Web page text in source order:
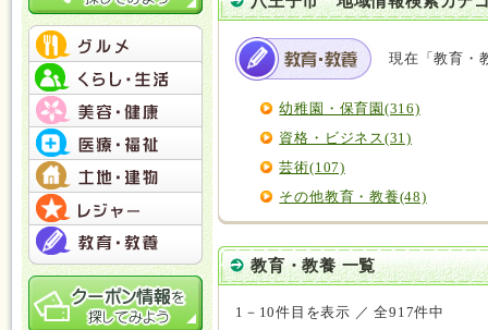
現在「教育・
幼稚園・保育園(316)
資格・ビジネス(31)
芸術(107)
その他教育・教養(48)
教育・教養 一覧
1－10件目を表示 ／ 全917件中